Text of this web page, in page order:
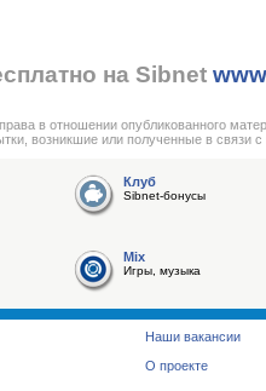
на Sibnet
в отношении опубликованного
возникшие или полученные в связи
Клуб
Sibnet-бонусы
Mix
Игры, музыка
Наши вакансии
О проекте